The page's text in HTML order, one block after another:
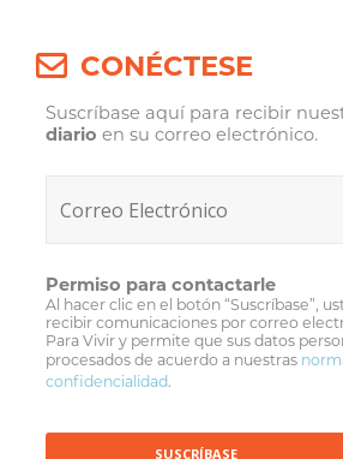
CONÉCTESE
Suscríbase aquí para recibir
diario en su correo electrónico.
Permiso para contactarle
Al hacer clic en el botón “Suscríbase”,
recibir comunicaciones por correo
Para Vivir y permite que sus datos
procesados de acuerdo a nuestras
confidencialidad.